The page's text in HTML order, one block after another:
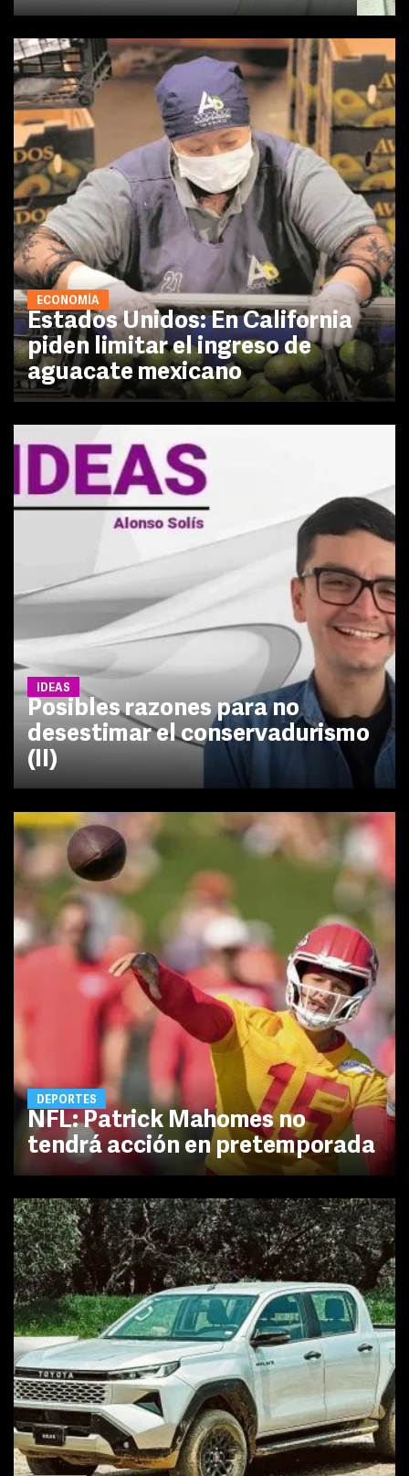
ECONOMÍA
Estados Unidos: En California
piden limitar el ingreso de
aguacate mexicano
IDEAS
Posibles razones para no
desestimar el conservadurismo
(II)
DEPORTES
NFL: Patrick Mahomes no
tendrá acción en pretemporada